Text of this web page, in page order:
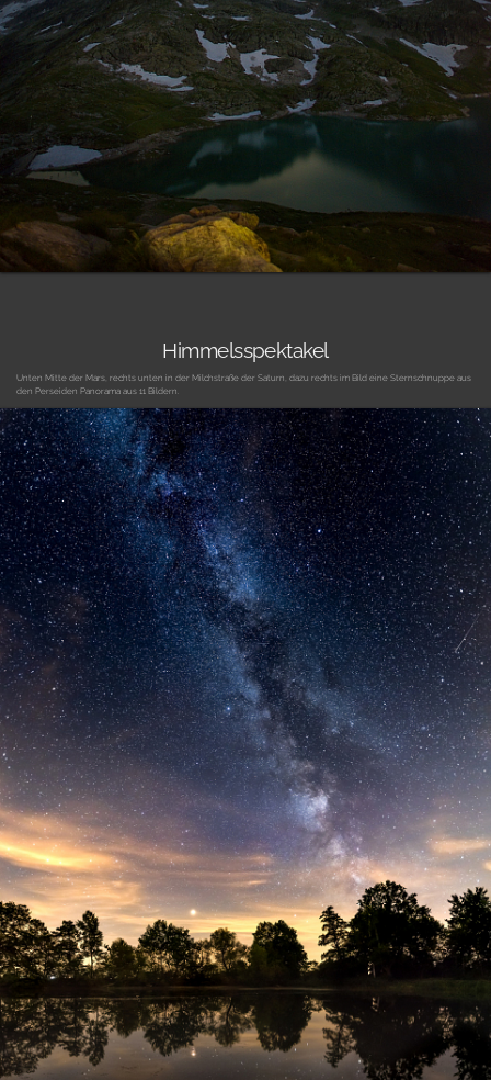
Himmelsspektakel
Unten Mitte der Mars, rechts unten in der Milchstraße der Saturn, dazu rechts im Bild eine Sternschnuppe aus
den Perseiden Panorama aus 11 Bildern.